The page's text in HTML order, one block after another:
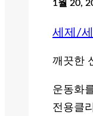
1월 20,
세제/세
깨끗한
운동화
전용클